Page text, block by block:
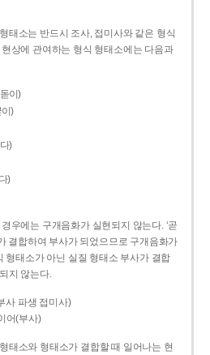
태소는 반드시 조사, 접미사와 같은 형식
상에 관여하는 형식 형태소에는 다음과
이)
)
)
)
우에는 구개음화가 실현되지 않는다. ‘곧
결합하여 부사가 되었으므로 구개음화가
형태소가 아닌 실질 형태소 부사가 결합
지 않는다.
사 파생 접미사)
어(부사)
태소와 형태소가 결합할 때 일어나는 현